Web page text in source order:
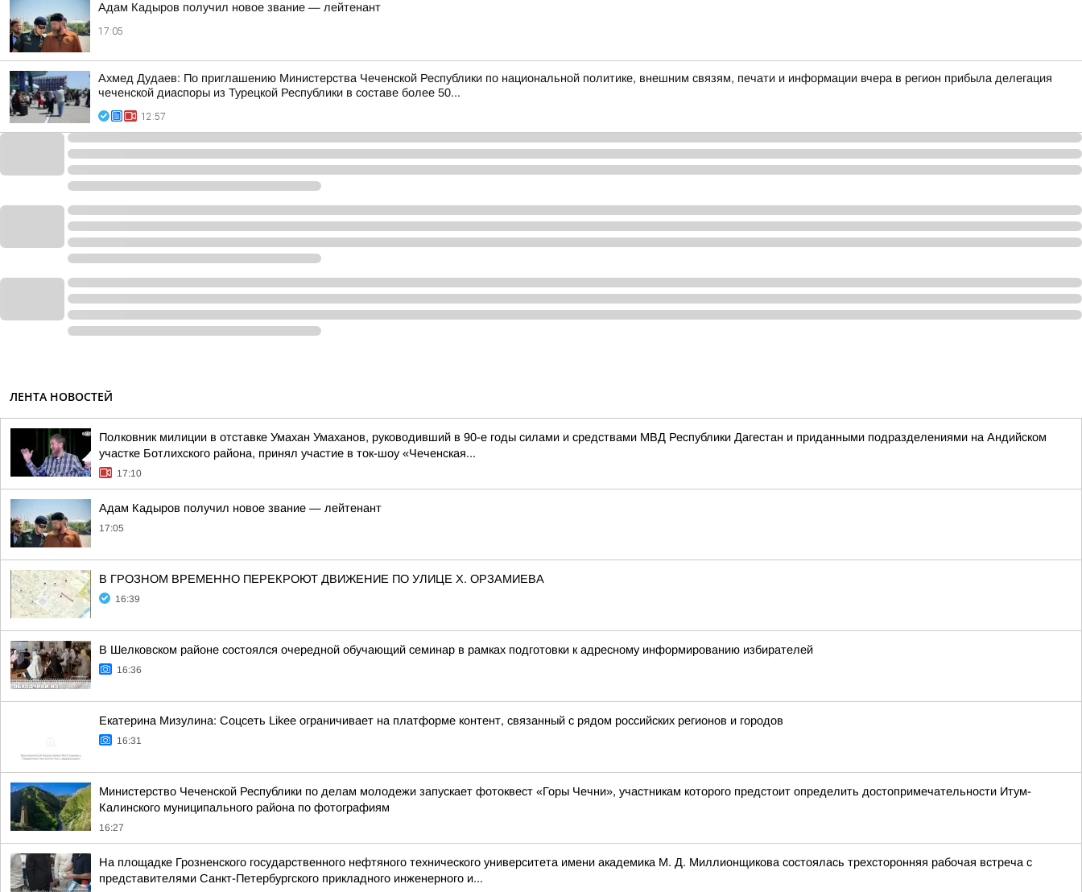
Адам Кадыров получил новое звание — лейтенант
17:05
Ахмед Дудаев: По приглашению Министерства Чеченской Республики по национальной политике, внешним связям, печати и информации вчера в регион прибыла делегация
чеченской диаспоры из Турецкой Республики в составе более 50...
12:57
ЛЕНТА НОВОСТЕЙ
Полковник милиции в отставке Умахан Умаханов, руководивший в 90-е годы силами и средствами МВД Республики Дагестан и приданными подразделениями на Андийском
участке Ботлихского района, принял участие в ток-шоу «Чеченская...
17:10
Адам Кадыров получил новое звание — лейтенант
17:05
В ГРОЗНОМ ВРЕМЕННО ПЕРЕКРОЮТ ДВИЖЕНИЕ ПО УЛИЦЕ Х. ОРЗАМИЕВА
16:39
В Шелковском районе состоялся очередной обучающий семинар в рамках подготовки к адресному информированию избирателей
16:36
Екатерина Мизулина: Соцсеть Likee ограничивает на платформе контент, связанный с рядом российских регионов и городов
16:31
Министерство Чеченской Республики по делам молодежи запускает фотоквест «Горы Чечни», участникам которого предстоит определить достопримечательности Итум-
Калинского муниципального района по фотографиям
16:27
На площадке Грозненского государственного нефтяного технического университета имени академика М. Д. Миллионщикова состоялась трехсторонняя рабочая встреча с
представителями Санкт-Петербургского прикладного инженерного и...